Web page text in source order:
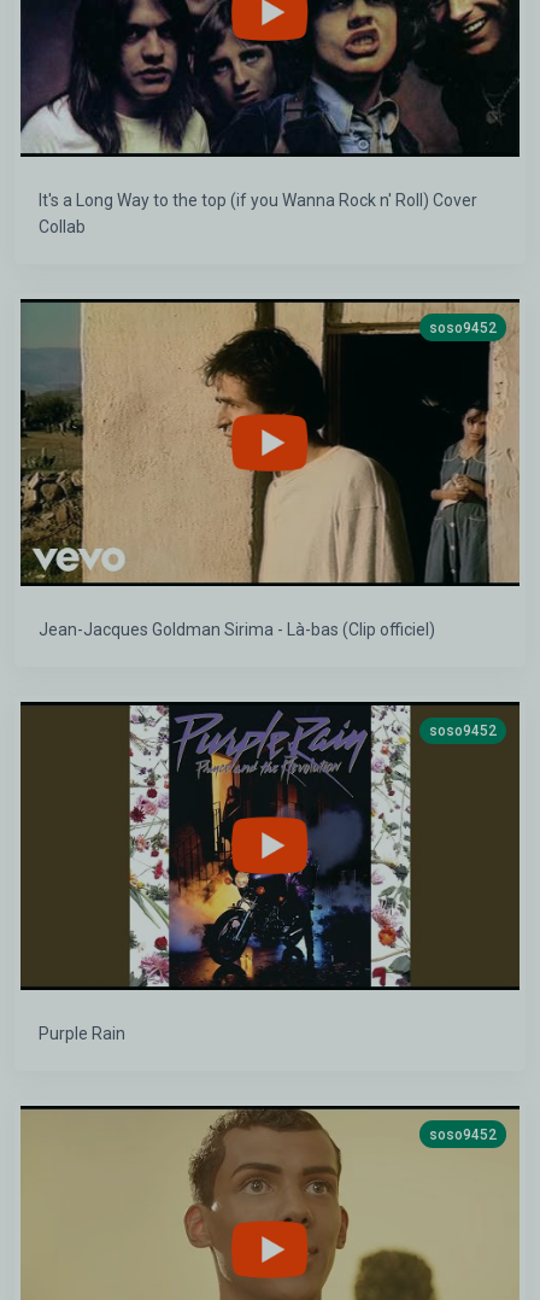
It's a Long Way to the top (if you Wanna Rock n' Roll) Cover
Collab
soso9452
Jean-Jacques Goldman Sirima - Là-bas (Clip officiel)
soso9452
Purple Rain
soso9452